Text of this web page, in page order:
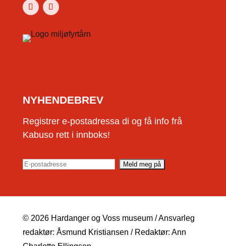
NYHENDEBREV
Registrer e-postadressa di og få info frå
Kabuso rett i innboks!
© 2026 Hardanger og Voss museum / Ansvarleg
redaktør: Åsmund Kristiansen / Redaktør: Ann